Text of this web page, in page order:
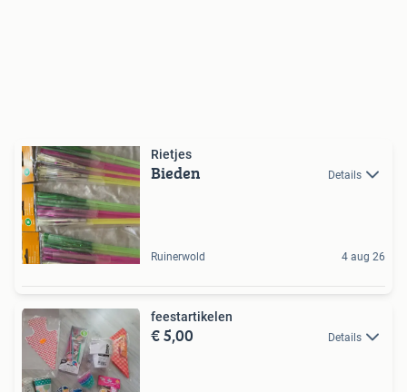
Rietjes
Bieden Details
Ruinerwold 4 aug 26
feestartikelen
€ 5,00 Details